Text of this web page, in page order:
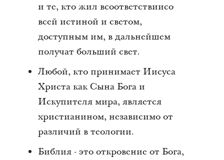
и те, кто жил всоответствиисо
всей истиной и светом,
доступным им, в дальнейшем
получат больший свет.
Любой, кто принимает Иисуса
Христа как Сына Бога и
Искупителя мира, является
христианином, независимо от
различий в теологии.
Библия - это откровение от Бога,